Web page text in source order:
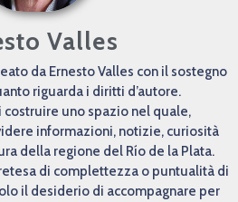
Valles
da Ernesto Valles con il sostegno
riguarda i diritti d’autore.
costruire uno spazio nel quale,
informazioni, notizie, curiosità
della regione del Río de la Plata.
di complettezza o puntualità di
il desiderio di accompagnare per